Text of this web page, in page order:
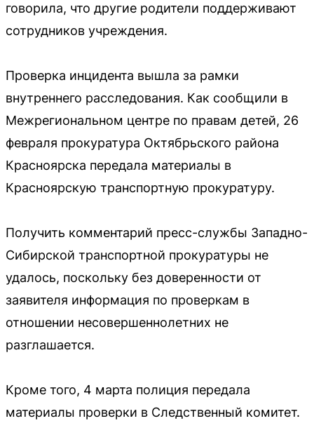
говорила, что другие родители поддерживают
сотрудников учреждения.
Проверка инцидента вышла за рамки
внутреннего расследования. Как сообщили в
Межрегиональном центре по правам детей, 26
февраля прокуратура Октябрьского района
Красноярска передала материалы в
Красноярскую транспортную прокуратуру.
Получить комментарий пресс-службы Западно-
Сибирской транспортной прокуратуры не
удалось, поскольку без доверенности от
заявителя информация по проверкам в
отношении несовершеннолетних не
разглашается.
Кроме того, 4 марта полиция передала
материалы проверки в Следственный комитет.